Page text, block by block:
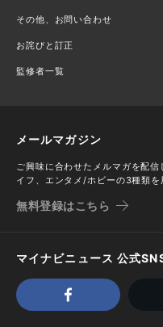
その他、お問い合わせ
お詫びと訂正
監修者一覧
メールマガジン
ご興味に合わせたメルマガを配
イフ、エンタメ/ホビーの3種類を
無料登録はこちら
マイナビニュース 公式